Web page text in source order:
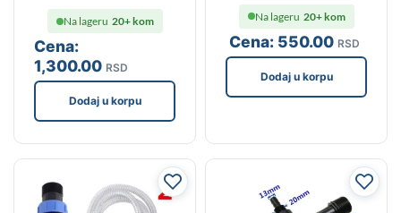
Cena:
1,300.00 RSD
Na lageru 20+ kom
Dodaj u korpu
Cena: 550.00 RSD
Na lageru 20+ kom
Dodaj u korpu